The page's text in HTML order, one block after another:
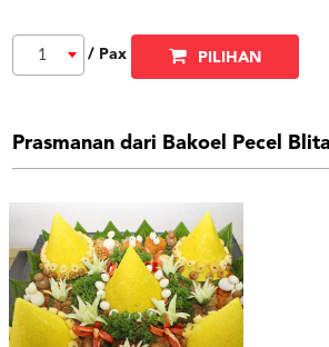
1 / Pax PILIHAN
Prasmanan dari Bakoel Pecel